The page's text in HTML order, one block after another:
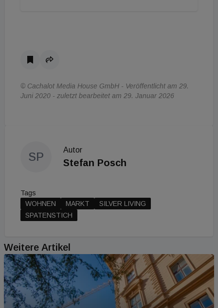
© Cachalot Media House GmbH - Veröffentlicht am 29.
Juni 2020 - zuletzt bearbeitet am 29. Januar 2026
SP
Autor
Stefan Posch
Tags
WOHNEN
MARKT
SILVER LIVING
SPATENSTICH
Weitere Artikel